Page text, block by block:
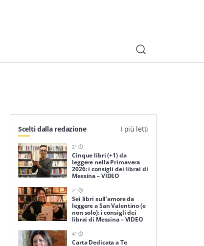
Scelti dalla redazione I più letti
2'
Cinque libri (+1) da
leggere nella Primavera
2026: i consigli dei librai di
Messina – VIDEO
2'
Sei libri sull’amore da
leggere a San Valentino (e
non solo): i consigli dei
librai di Messina – VIDEO
4'
Carta Dedicata a Te